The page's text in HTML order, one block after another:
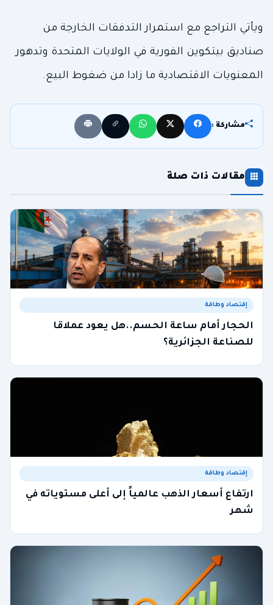
ويأتي التراجع مع استمرار التدفقات الخارجة من
صناديق بيتكوين الفورية في الولايات المتحدة وتدهور
المعنويات الاقتصادية ما زادا من ضغوط البيع.
مشاركة :
مقالات ذات صلة
إقتصاد وطاقة
الحجار أمام ساعة الحسم..هل يعود عملاقا
للصناعة الجزائرية؟
إقتصاد وطاقة
ارتفاع أسعار الذهب عالمياً إلى أعلى مستوياته في
شهر